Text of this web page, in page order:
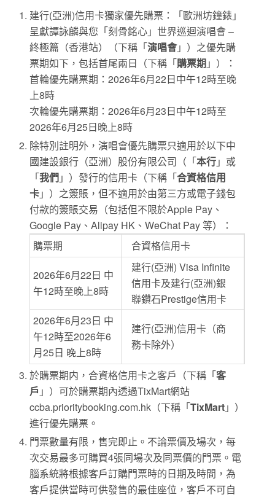
建行(亞洲)信用卡獨家優先購票：「歐洲坊鐘錶」
呈獻譚詠麟與您「刻骨銘心」世界巡迴演唱會 –
終極篇（香港站）（下稱「演唱會」）之優先購
票期如下，包括首尾兩日（下稱「購票期」）：
首輪優先購票期：2026年6月22日中午12時至晚
上8時
次輪優先購票期：2026年6月23日中午12時至
2026年6月25日晚上8時
除特別註明外，演唱會優先購票只適用於以下中
國建設銀行（亞洲）股份有限公司（「本行」或
「我們」）發行的信用卡（下稱「合資格信用
卡」）之簽賬，但不適用於由第三方或電子錢包
付款的簽賬交易（包括但不限於Apple Pay、
Google Pay、Alipay HK、WeChat Pay 等）：
購票期
合資格信用卡
2026年6月22日 中
午12時至晚上8時
建行(亞洲) Visa Infinite
信用卡及建行(亞洲)銀
聯鑽石Prestige信用卡
2026年6月23日 中
午12時至2026年6
月25日 晚上8時
建行(亞洲)信用卡（商
務卡除外）
於購票期内，合資格信用卡之客戶（下稱「客
戶 」）可於購票期內透過TixMart網站
ccba.prioritybooking.com.hk（下稱「TixMart」）
進行優先購票。
門票數量有限，售完即止。不論票價及場次，每
次交易最多可購買4張同場次及同票價的門票。電
腦系統將根據客戶訂購門票時的日期及時間，為
客戶提供當時可供發售的最佳座位，客戶不可自